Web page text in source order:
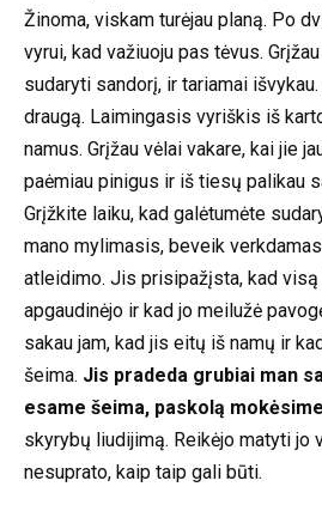
Žinoma, viskam turėjau planą. Po
vyrui, kad važiuoju pas tėvus.
sudaryti sandorį, ir tariamai
draugą. Laimingasis vyriškis iš
namus. Grįžau vėlai vakare, kai jie
paėmiau pinigus ir iš tiesų palikau
Grįžkite laiku, kad galėtumėte
mano mylimasis, beveik
atleidimo. Jis prisipažįsta, kad visą
apgaudinėjo ir kad jo meilužė
sakau jam, kad jis eitų iš namų ir
šeima. Jis pradeda grubiai man
esame šeima, paskolą
skyrybų liudijimą. Reikėjo matyti jo
nesuprato, kaip taip gali būti.